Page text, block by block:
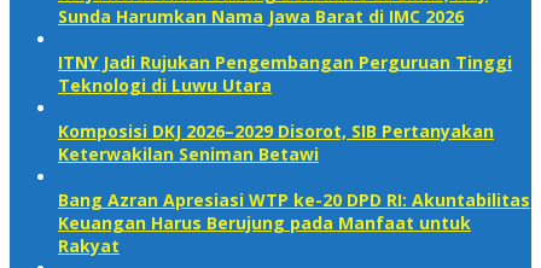
Sunda Harumkan Nama Jawa Barat di IMC 2026
ITNY Jadi Rujukan Pengembangan Perguruan Tinggi
Teknologi di Luwu Utara
Komposisi DKJ 2026–2029 Disorot, SIB Pertanyakan
Keterwakilan Seniman Betawi
Bang Azran Apresiasi WTP ke-20 DPD RI: Akuntabilitas
Keuangan Harus Berujung pada Manfaat untuk
Rakyat